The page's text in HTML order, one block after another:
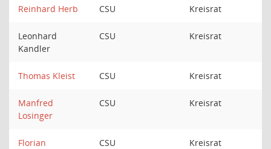
Reinhard Herb CSU Kreisrat
Leonhard
Kandler
CSU Kreisrat
Thomas Kleist CSU Kreisrat
Manfred
Losinger
CSU Kreisrat
Florian
CSU Kreisrat